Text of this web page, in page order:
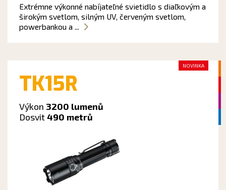
Extrémne výkonné nabíjateľné svietidlo s diaľkovým a
širokým svetlom, silným UV, červeným svetlom,
powerbankou a ...
TK15R
Výkon 3200 lumenů
Dosvit490 metrů
NOVINKA